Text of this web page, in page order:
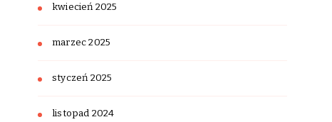
kwiecień 2025
marzec 2025
styczeń 2025
listopad 2024